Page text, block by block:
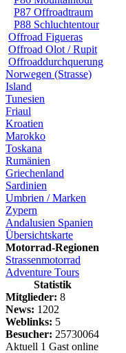
P87 Offroadtraum
P88 Schluchtentour
Offroad Figueras
Offroad Olot / Rupit
Offroaddurchquerung
Norwegen (Strasse)
Island
Tunesien
Friaul
Kroatien
Marokko
Toskana
Rumänien
Griechenland
Sardinien
Umbrien / Marken
Zypern
Andalusien Spanien
Übersichtskarte
Motorrad-Regionen
Strassenmotorrad
Adventure Tours
Statistik
Mitglieder: 8
News: 1202
Weblinks: 5
Besucher: 25730064
Aktuell 1 Gast online